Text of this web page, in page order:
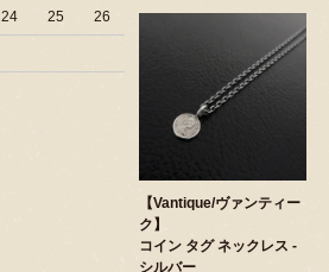
24 25 26
【Vantique/ヴァンティー
ク】
コイン タグ ネックレス -
シルバー